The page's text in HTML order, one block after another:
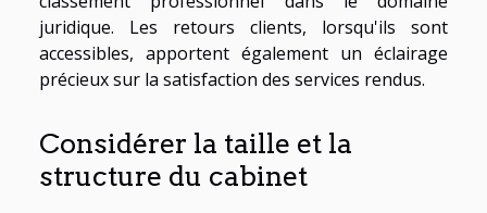
juridique. Les retours clients, lorsqu'ils sont
accessibles, apportent également un éclairage
précieux sur la satisfaction des services rendus.
Considérer la taille et la
structure du cabinet